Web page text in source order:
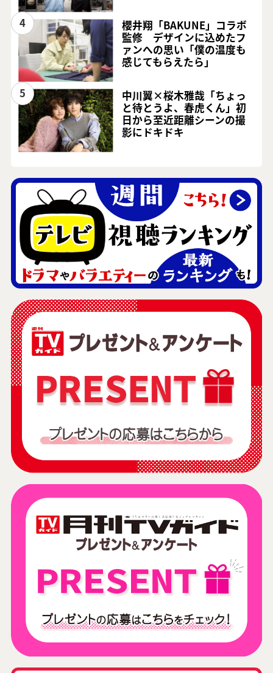
4
櫻井翔「BAKUNE」コラボ
監修 デザインに込めたフ
ァンへの思い「僕の温度も
感じてもらえたら」
5
中川翼×桜木雅哉「ちょっ
と待とうよ、春虎くん」初
日から至近距離シーンの撮
影にドキドキ